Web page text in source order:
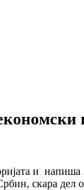
и напиша
скара дел